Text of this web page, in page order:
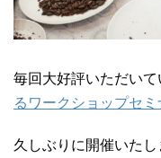
毎回大好評いただいて
るワークショップセミ
久しぶりに開催いたし